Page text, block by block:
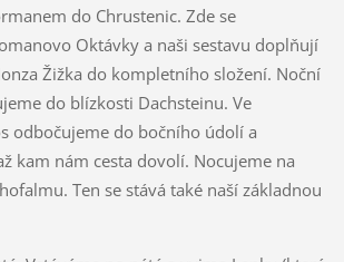
do Chrustenic. Zde se
Oktávky a naši sestavu doplňují
Žižka do kompletního složení. Noční
do blízkosti Dachsteinu. Ve
odbočujeme do bočního údolí a
kam nám cesta dovolí. Nocujeme na
Ten se stává také naší základnou